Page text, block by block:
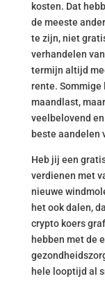
kosten. Dat
de meeste
te zijn, niet
verhandelen
termijn altijd
rente. Sommige
maandlast,
veelbelovend
beste aandelen
Heb jij een
verdienen met
nieuwe
het ook dalen,
crypto koers
hebben met de
hele looptijd al